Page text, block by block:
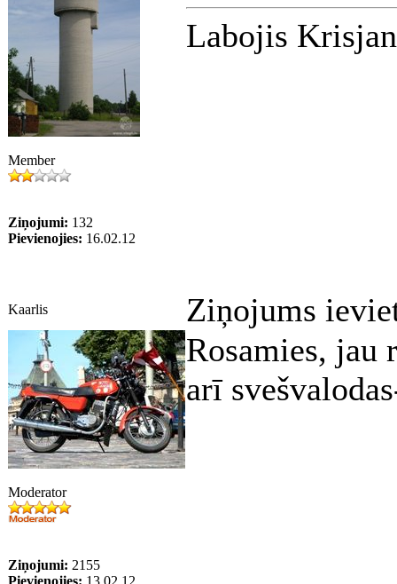
Member
Ziņojumi: 132
Pievienojies: 16.02.12
Labojis
Kaarlis Ziņojums
Moderator
Ziņojumi: 2155
Pievienojies: 13.02.12
Rosamies, jau
arī